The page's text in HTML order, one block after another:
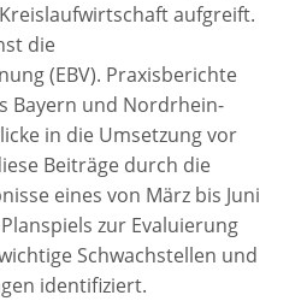
aufgreift.
die
(EBV). Praxisberichte
Bayern und Nordrhein-
in die Umsetzung vor
Beiträge durch die
eines von März bis Juni
zur Evaluierung
Schwachstellen und
identifiziert.